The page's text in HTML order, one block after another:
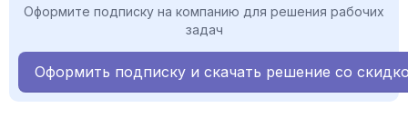
Оформите подписку на компанию для решения рабочих
задач
Оформить подписку и скачать решение со